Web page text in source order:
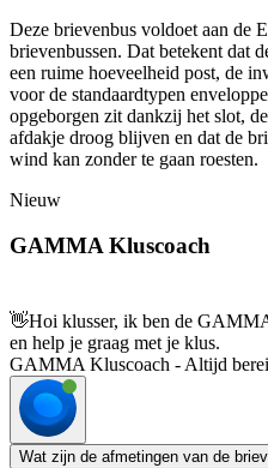
Deze brievenbus voldoet aan de
brievenbussen. Dat betekent dat
een ruime hoeveelheid post, de
voor de standaardtypen
opgeborgen zit dankzij het slot,
afdakje droog blijven en dat de
wind kan zonder te gaan roesten.
Nieuw
GAMMA Kluscoach
👋Hoi klusser, ik ben de
en help je graag met je klus.
GAMMA Kluscoach - Altijd
Wat zijn de afmetingen van de